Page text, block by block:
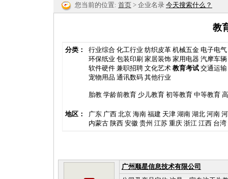
您当前的位置: 首页 > 企业名录 今天搜索什么？
教
分类： 行业综合 化工行业 纺织皮革 机械五金 电子电气
环保纸业 包装印刷 家居装饰 家用电器 汽摩车辆
软件硬件 兼职招聘 文化艺术 教育考试 交通运输
宠物用品 通讯数码 其他行业
胎教 学龄前教育 少儿教育 初等教育 中等教育
地区： 广东 广西 北京 海南 福建 天津 湖南 湖北 河南
内蒙古 陕西 安徽 贵州 江苏 重庆 浙江 江西 台湾
广州顺星信息技术有限公司